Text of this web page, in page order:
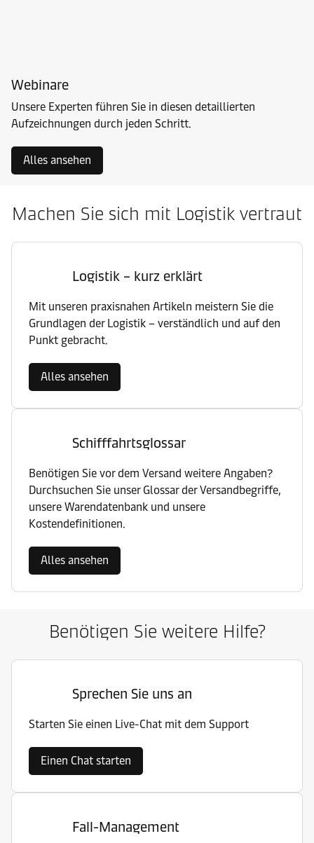
Webinare
Unsere Experten führen Sie in diesen detaillierten
Aufzeichnungen durch jeden Schritt.
Alles ansehen
Machen Sie sich mit Logistik vertraut
Logistik – kurz erklärt
Mit unseren praxisnahen Artikeln meistern Sie die
Grundlagen der Logistik – verständlich und auf den
Punkt gebracht.
Alles ansehen
Schifffahrtsglossar
Benötigen Sie vor dem Versand weitere Angaben?
Durchsuchen Sie unser Glossar der Versandbegriffe,
unsere Warendatenbank und unsere
Kostendefinitionen.
Alles ansehen
Benötigen Sie weitere Hilfe?
Sprechen Sie uns an
Starten Sie einen Live-Chat mit dem Support
Einen Chat starten
Fall-Management